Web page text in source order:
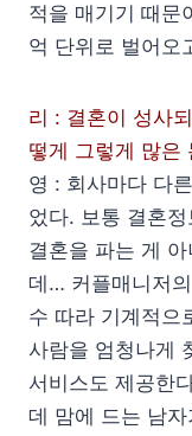
적을 매기기 때문
억 단위로 벌어오
리 : 결혼이 성사
떻게 그렇게 많은
영 : 회사마다 다
었다. 보통 결혼
결혼을 파는 게
데… 커플매니저
수 따라 기계적으
사람을 엄청나게
서비스도 제공한
데 맘에 드는 남